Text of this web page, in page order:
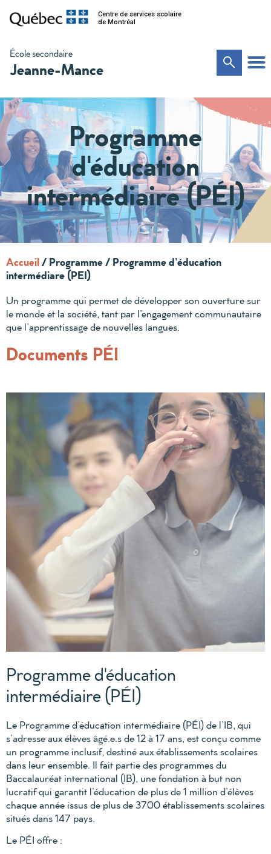
Centre de services scolaire
de Montréal
École secondaire
Jeanne-Mance
Programme
d'éducation
intermédiaire (PÉI)
Accueil/Programme / Programme d’éducation
intermédiare (PEI)
Un programme qui permet de développer son ouverture sur
le monde et la société, tant par l’engagement communautaire
que l’apprentissage de nouvelles langues.
Documents PÉI
Programme d'éducation
intermédiaire (PÉI)
Le Programme d’éducation intermédiaire (PÉI) de l’IB, qui
s’adresse aux élèves âgé.e.s de 12 à 17 ans, est conçu comme
un programme inclusif, destiné aux établissements scolaires
dans leur ensemble. Il fait partie des programmes du
Baccalauréat international (IB), une fondation à but non
lucratif qui garantit l’éducation de plus de 1 million d’élèves
chaque année issus de plus de 3700 établissements scolaires
situés dans 147 pays.
Le PÉI offre :